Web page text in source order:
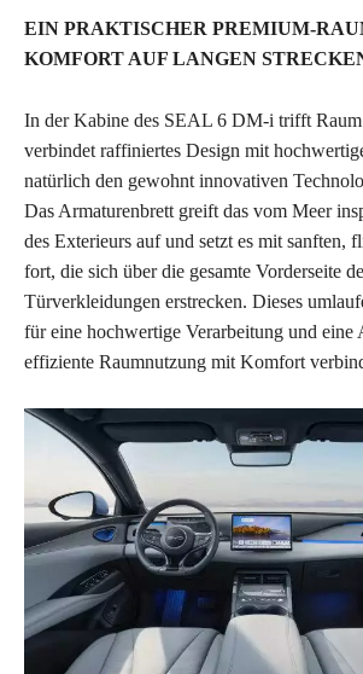
EIN PRAKTISCHER PREMIUM-
KOMFORT AUF LANGEN
In der Kabine des SEAL 6 DM-i trifft
verbindet raffiniertes Design mit
natürlich den gewohnt innovativen
Das Armaturenbrett greift das vom Meer
des Exterieurs auf und setzt es mit sanften,
fort, die sich über die gesamte Vorderseite
Türverkleidungen erstrecken. Dieses
für eine hochwertige Verarbeitung und eine
effiziente Raumnutzung mit Komfort